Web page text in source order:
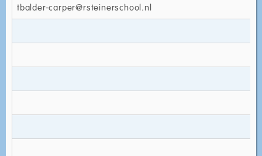
tbalder-carper@rsteinerschool.nl